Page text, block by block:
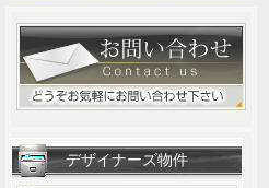
デザイナーズ物件